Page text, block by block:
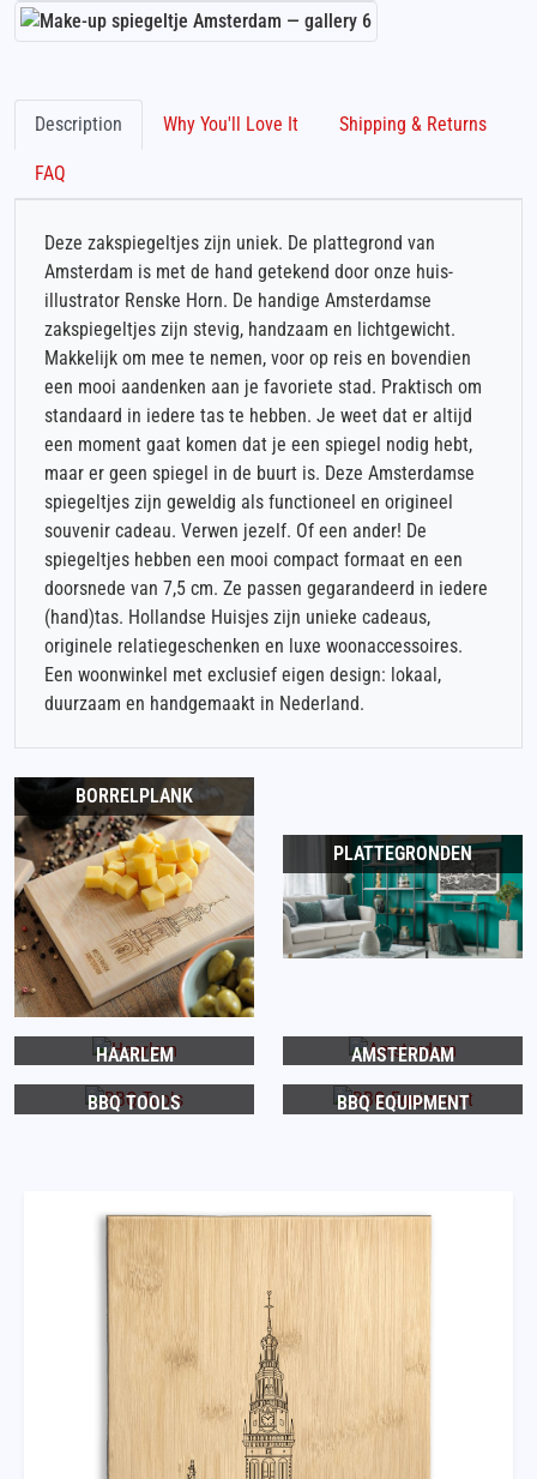
Description Why You'll Love It Shipping & Returns
FAQ
Deze zakspiegeltjes zijn uniek. De plattegrond van
Amsterdam is met de hand getekend door onze huis-
illustrator Renske Horn. De handige Amsterdamse
zakspiegeltjes zijn stevig, handzaam en lichtgewicht.
Makkelijk om mee te nemen, voor op reis en bovendien
een mooi aandenken aan je favoriete stad. Praktisch om
standaard in iedere tas te hebben. Je weet dat er altijd
een moment gaat komen dat je een spiegel nodig hebt,
maar er geen spiegel in de buurt is. Deze Amsterdamse
spiegeltjes zijn geweldig als functioneel en origineel
souvenir cadeau. Verwen jezelf. Of een ander! De
spiegeltjes hebben een mooi compact formaat en een
doorsnede van 7,5 cm. Ze passen gegarandeerd in iedere
(hand)tas. Hollandse Huisjes zijn unieke cadeaus,
originele relatiegeschenken en luxe woonaccessoires.
Een woonwinkel met exclusief eigen design: lokaal,
duurzaam en handgemaakt in Nederland.
BORRELPLANK
PLATTEGRONDEN
HAARLEM AMSTERDAM
BBQ TOOLS BBQ EQUIPMENT